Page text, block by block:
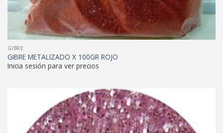
GIBRE
GIBRE METALIZADO X 100GR ROJO
Inicia sesión para ver precios